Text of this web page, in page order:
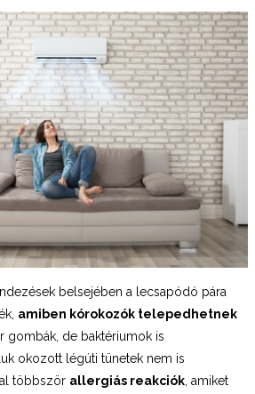
belsejében a lecsapódó pára
amiben kórokozók telepedhetnek
gombák, de baktériumok is
okozott légúti tünetek nem is
többször allergiás reakciók , amiket